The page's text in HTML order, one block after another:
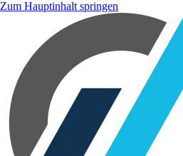
Zum Hauptinhalt springen